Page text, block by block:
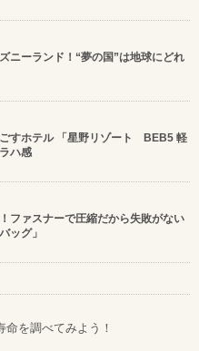
ニーランド！“夢の国”は地球にどれ
すホテル 「星野リゾート BEB5 軽
ハ感
ファスナーで圧縮だから失敗がない
ッグ」
命を調べてみよう！